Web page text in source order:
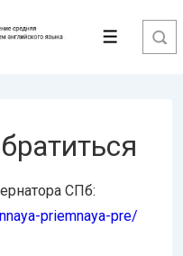
Меню
СПб:
priemnaya-pre/